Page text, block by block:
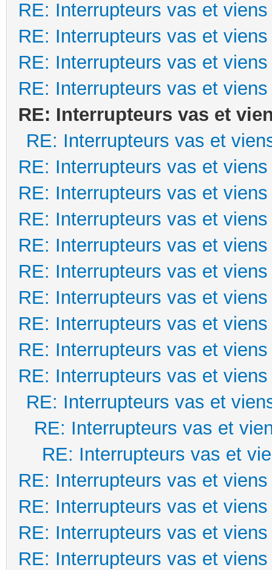
RE: Interrupteurs vas et viens
RE: Interrupteurs vas et viens
RE: Interrupteurs vas et viens
RE: Interrupteurs vas et viens
RE: Interrupteurs vas et
RE: Interrupteurs vas et
RE: Interrupteurs vas et viens
RE: Interrupteurs vas et viens
RE: Interrupteurs vas et viens
RE: Interrupteurs vas et viens
RE: Interrupteurs vas et viens
RE: Interrupteurs vas et viens
RE: Interrupteurs vas et viens
RE: Interrupteurs vas et viens
RE: Interrupteurs vas et viens
RE: Interrupteurs vas et
RE: Interrupteurs vas et
RE: Interrupteurs vas et
RE: Interrupteurs vas et viens
RE: Interrupteurs vas et viens
RE: Interrupteurs vas et viens
RE: Interrupteurs vas et viens